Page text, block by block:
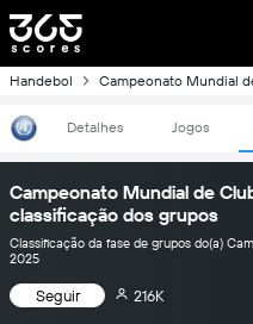
Handebol Campeonato Mundial
Detalhes Jogos
Campeonato Mundial de
classificação dos grupos
Classificação da fase de grupos do(a)
2025
Seguir 216K